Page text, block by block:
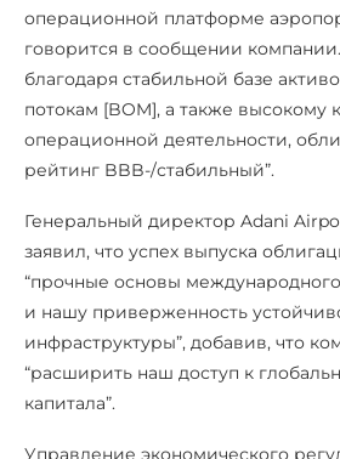
операционной платформе
говорится в сообщении
благодаря стабильной базе
потокам [BOM], а также высокому
операционной деятельности,
рейтинг BBB-/стабильный”.
Генеральный директор Adani
заявил, что успех выпуска
“прочные основы
и нашу приверженность
инфраструктуры”, добавив, что
“расширить наш доступ к
капитала”.
Управление экономического